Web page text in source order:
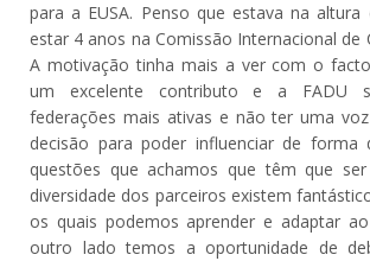
para a EUSA. Penso que estava na altura
estar 4 anos na Comissão Internacional de
A motivação tinha mais a ver com o
um excelente contributo e a FADU
federações mais ativas e não ter uma
decisão para poder influenciar de forma
questões que achamos que têm que
diversidade dos parceiros existem
os quais podemos aprender e adaptar
outro lado temos a oportunidade de